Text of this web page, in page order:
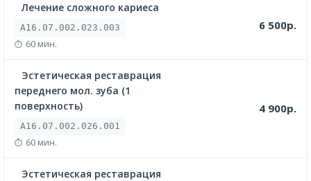
Лечение сложного кариеса
A16.07.002.023.003
60 мин.
6 500р.
Эстетическая реставрация
переднего мол. зуба (1
поверхность)
A16.07.002.026.001
60 мин.
4 900р.
Эстетическая реставрация